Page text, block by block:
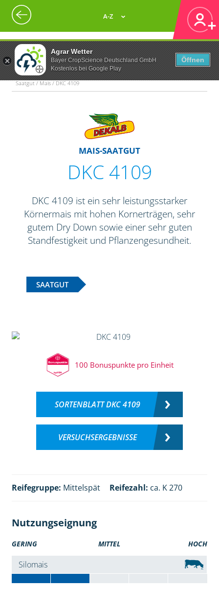
Agrar Wetter
Bayer CropScience Deutschland GmbH
Kostenlos bei Google Play
Öffnen
A-Z
Saatgut / Mais / DKC 4109
MAIS-SAATGUT
DKC 4109
DKC 4109 ist ein sehr leistungsstarker
Körnermais mit hohen Kornerträgen, sehr
gutem Dry Down sowie einer sehr guten
Standfestigkeit und Pflanzengesundheit.
SAATGUT
100 Bonuspunkte pro Einheit
SORTENBLATT DKC 4109
VERSUCHSERGEBNISSE
Reifegruppe: Mittelspät Reifezahl: ca. K 270
Nutzungseignung
GERING MITTEL HOCH
Silomais